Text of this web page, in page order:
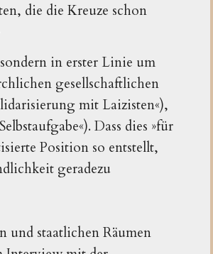
die die Kreuze schon
in erster Linie um
gesellschaftlichen
mit Laizisten«),
Dass dies »für
Position so entstellt,
geradezu
und staatlichen Räumen